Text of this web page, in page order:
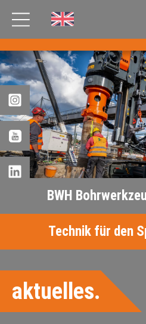
AKTUELLES
PRODUKTE
B.RIGHT®
TEAM
FDS CA
BWH
Technik für den
aktuelles.